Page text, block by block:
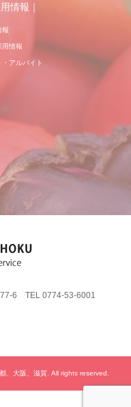
用情報｜
報
用情報
・アルバイト
6 TEL 0774-53-6001
、大阪、滋賀. All rights reserved.